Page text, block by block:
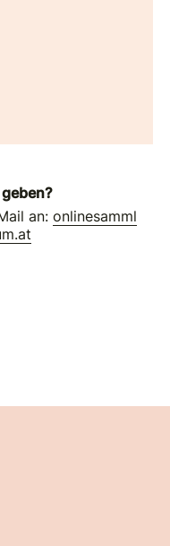
an:onlinesamml